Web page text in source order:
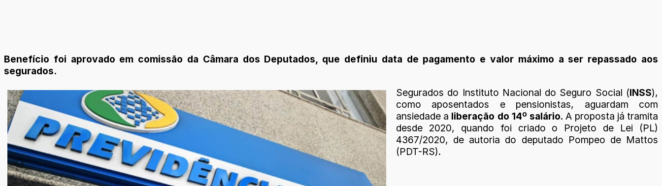
Benefício foi aprovado em comissão da Câmara dos Deputados, que definiu data de pagamento e valor máximo a ser repassado aos
segurados.
Segurados do Instituto Nacional do Seguro Social (INSS),
como aposentados e pensionistas, aguardam com
ansiedade a liberação do 14º salário. A proposta já tramita
desde 2020, quando foi criado o Projeto de Lei (PL)
4367/2020, de autoria do deputado Pompeo de Mattos
(PDT-RS).